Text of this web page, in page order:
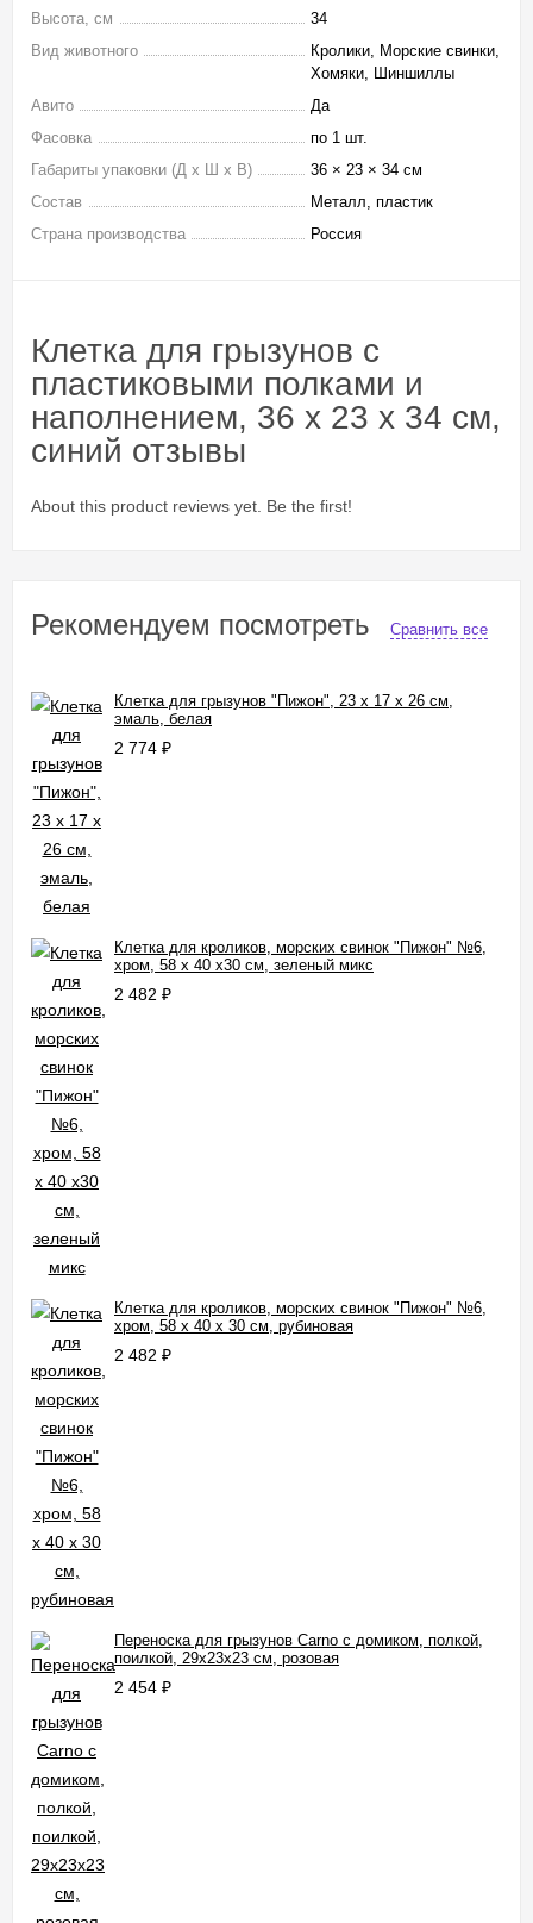
Высота, см
34
Вид животного
Кролики, Морские свинки,
Хомяки, Шиншиллы
Авито
Да
Фасовка
по 1 шт.
Габариты упаковки (Д х Ш х В)
36 × 23 × 34 см
Состав
Металл, пластик
Страна производства
Россия
Клетка для грызунов с
пластиковыми полками и
наполнением, 36 х 23 х 34 см,
синий отзывы
About this product reviews yet. Be the first!
Рекомендуем посмотреть Сравнить все
Клетка для грызунов "Пижон", 23 х 17 х 26 см,
эмаль, белая
2 774 ₽
Клетка для кроликов, морских свинок "Пижон" №6,
хром, 58 х 40 х30 см, зеленый микс
2 482 ₽
Клетка для кроликов, морских свинок "Пижон" №6,
хром, 58 х 40 х 30 см, рубиновая
2 482 ₽
Переноска для грызунов Carno с домиком, полкой,
поилкой, 29х23х23 см, розовая
2 454 ₽